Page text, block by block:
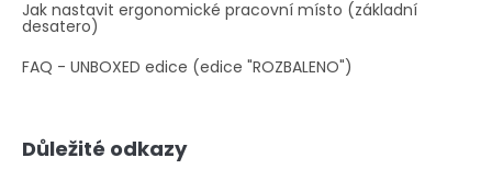
Jak nastavit ergonomické pracovní místo (základní
desatero)
FAQ - UNBOXED edice (edice "ROZBALENO")
Důležité odkazy